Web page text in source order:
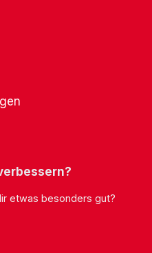
etwas besonders gut?